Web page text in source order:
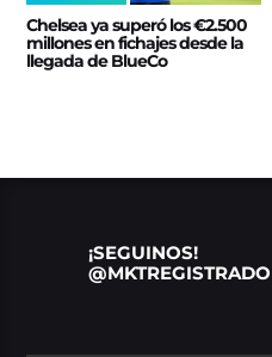
Chelsea ya superó los €2.500
millones en fichajes desde la
llegada de BlueCo
¡SEGUINOS!
@MKTREGISTRADO